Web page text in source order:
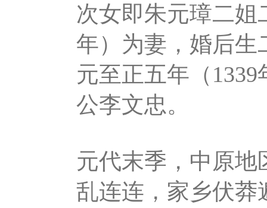
次女即朱元璋二姐
年）为妻，婚后生
元至正五年（
公李文忠。
元代末季，中原
乱连连，家乡伏莽